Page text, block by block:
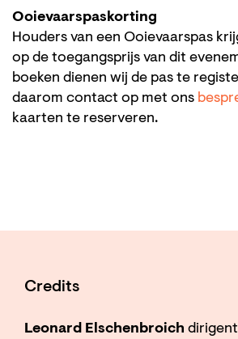
Ooievaarspaskorting
Houders van een Ooievaarspas
op de toegangsprijs van dit
boeken dienen wij de pas te
daarom contact op met ons
kaarten te reserveren.
Credits
Leonard Elschenbroich dirigent